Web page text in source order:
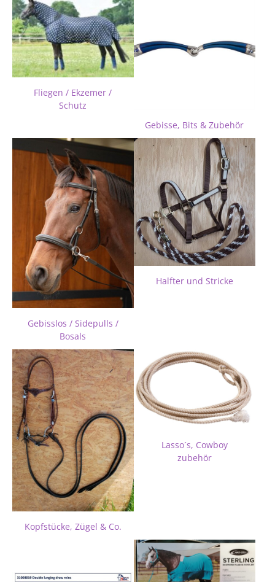
Fliegen / Ekzemer /
Schutz
Gebisse, Bits & Zubehör
Gebisslos / Sidepulls /
Bosals
Halfter und Stricke
Kopfstücke, Zügel & Co.
Lasso´s, Cowboy
zubehör